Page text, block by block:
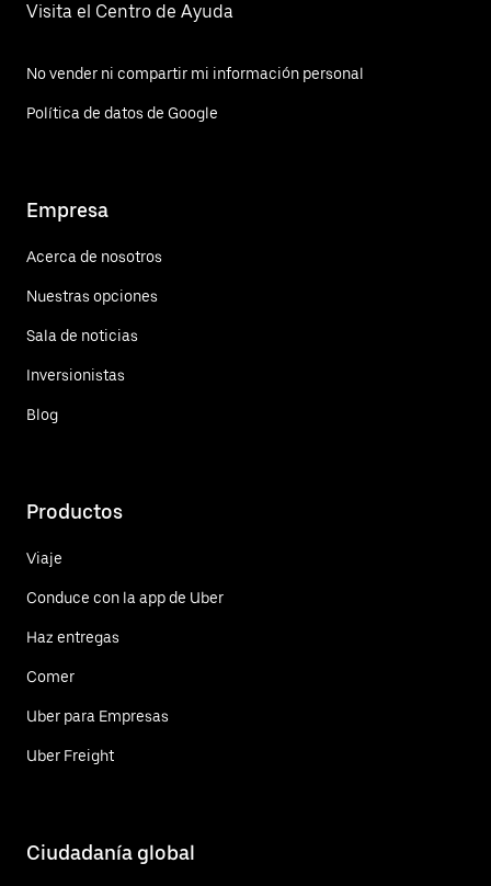
Visita el Centro de Ayuda
No vender ni compartir mi información personal
Política de datos de Google
Empresa
Acerca de nosotros
Nuestras opciones
Sala de noticias
Inversionistas
Blog
Productos
Viaje
Conduce con la app de Uber
Haz entregas
Comer
Uber para Empresas
Uber Freight
Ciudadanía global